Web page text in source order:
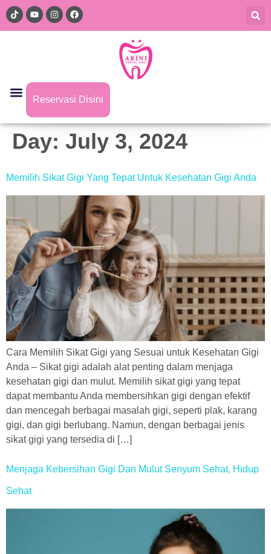
Reservasi Disini
Day: July 3, 2024
Memilih Sikat Gigi Yang Tepat Untuk Kesehatan Gigi Anda
Cara Memilih Sikat Gigi yang Sesuai untuk Kesehatan Gigi
Anda – Sikat gigi adalah alat penting dalam menjaga
kesehatan gigi dan mulut. Memilih sikat gigi yang tepat
dapat membantu Anda membersihkan gigi dengan efektif
dan mencegah berbagai masalah gigi, seperti plak, karang
gigi, dan gigi berlubang. Namun, dengan berbagai jenis
sikat gigi yang tersedia di […]
Menjaga Kebersihan Gigi Dan Mulut Senyum Sehat, Hidup
Sehat